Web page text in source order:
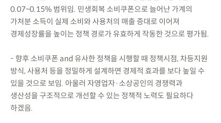
0.07~0.15% 범위임. 민생회복 소비쿠폰으로 늘어난 가계의
가처분 소득이 실제 소비와 사용처의 매출 증대로 이어져
경제성장률을 높이는 정책 경로가 유효하게 작동한 것으로 평가됨.
- 향후 소비쿠폰 and 유사한 정책을 시행할 때 정책시점, 차등지원
방식, 사용처 등을 정밀하게 설계하면 경제적 효과를 보다 높일 수
있을 것으로 보임. 아울러 자영업자·소상공인의 경쟁력과
생산성을 구조적으로 개선할 수 있는 정책적 노력도 필요하다
하겠음.